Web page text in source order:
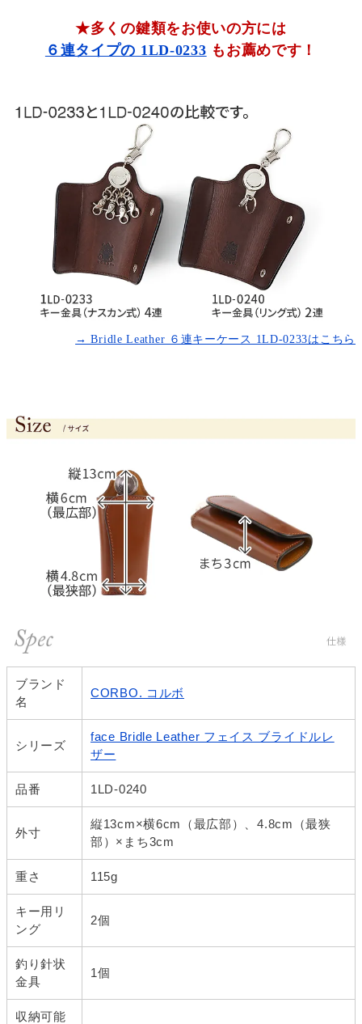
★多くの鍵類をお使いの方には
６連タイプの 1LD-0233 もお薦めです！
→ Bridle Leather ６連キーケース 1LD-0233はこちら
ブランド
名
CORBO. コルボ
シリーズ
face Bridle Leather フェイス ブライドルレ
ザー
品番 1LD-0240
外寸
縦13cm×横6cm（最広部）、4.8cm（最狭
部）×まち3cm
重さ 115g
キー用リ
ング
2個
釣り針状
金具
1個
収納可能